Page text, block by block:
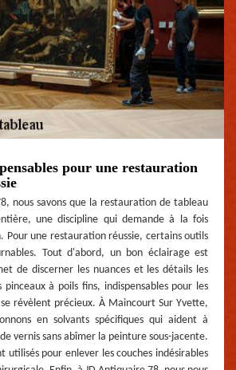
pour une restauration
nous savons que la restauration de tableau
une discipline qui demande à la fois
Pour une restauration réussie, certains outils
Tout d'abord, un bon éclairage est
de discerner les nuances et les détails les
pinceaux à poils fins, indispensables pour les
révèlent précieux. À Maincourt Sur Yvette,
en solvants spécifiques qui aident à
vernis sans abîmer la peinture sous-jacente.
utilisés pour enlever les couches indésirables